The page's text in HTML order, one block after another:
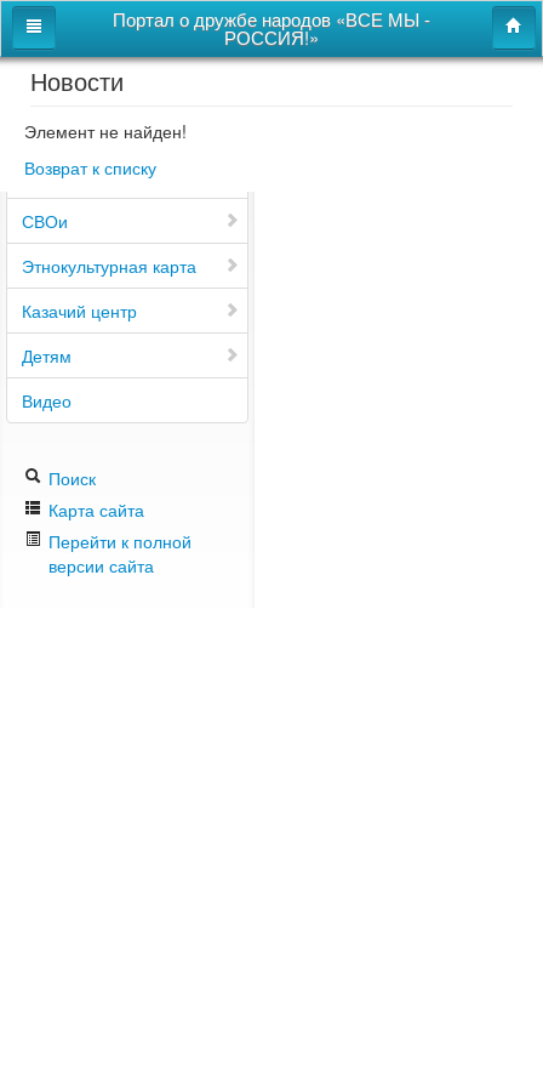
Портал о дружбе народов «ВСЕ МЫ -
РОССИЯ!»
Главная
Дом дружбы народов
Новости
СВОи
Этнокультурная карта
Казачий центр
Детям
Видео
Поиск
Карта сайта
Перейти к полной
версии сайта
Новости
Элемент не найден!
Возврат к списку